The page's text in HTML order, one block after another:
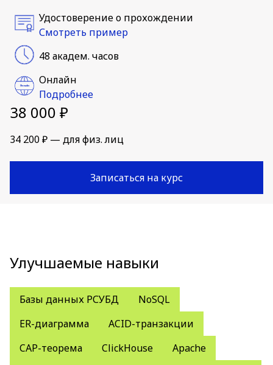
Удостоверение о прохождении
Смотреть пример
48 академ. часов
Онлайн
Подробнее
38 000 ₽
34 200 ₽ — для физ. лиц
Записаться на курс
Улучшаемые навыки
Базы данных РСУБД
NoSQL
ER-диаграмма
ACID-транзакции
CAP-теорема
ClickHouse
Apache